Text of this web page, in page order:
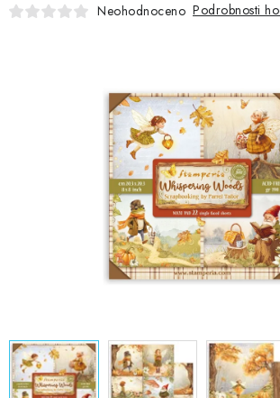
FOTORECENZE
MOJE OBJEDNÁVKA
Kontakty Moje objednávka
Hodnocení obchodu
Obchodní podmínky
Neohodnoceno Podrobnosti